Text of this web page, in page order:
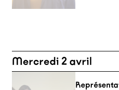
Mercredi 2 avril